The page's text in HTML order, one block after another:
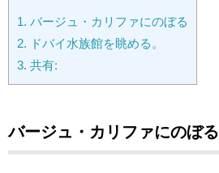
1. バージュ・カリファにのぼる
2. ドバイ水族館を眺める。
3. 共有:
バージュ・カリファにのぼる